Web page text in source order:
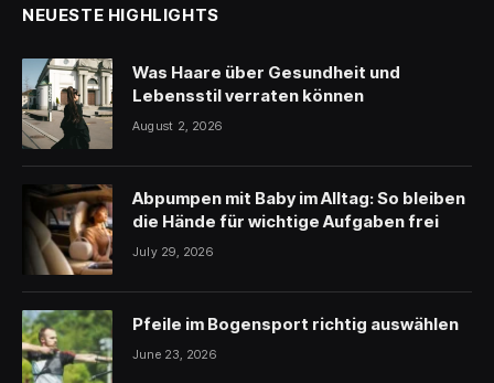
NEUESTE HIGHLIGHTS
Was Haare über Gesundheit und
Lebensstil verraten können
August 2, 2026
Abpumpen mit Baby im Alltag: So bleiben
die Hände für wichtige Aufgaben frei
July 29, 2026
Pfeile im Bogensport richtig auswählen
June 23, 2026